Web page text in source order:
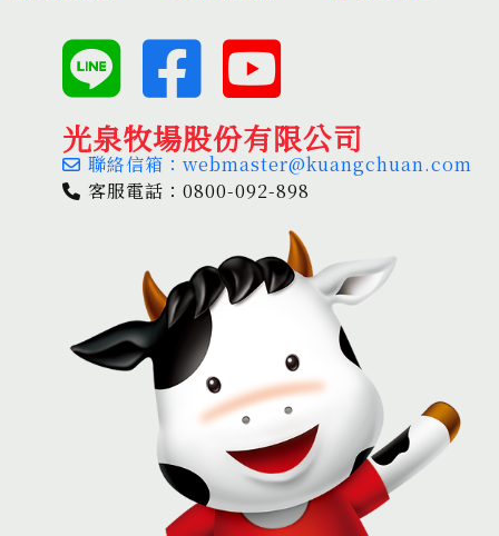
光泉牧場股份有限公司
聯絡信箱：webmaster@kuangchuan.com
客服電話：0800-092-898